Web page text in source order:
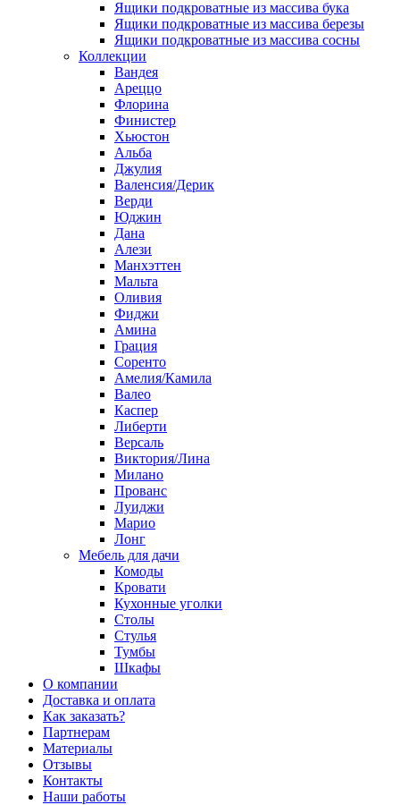
Ящики подкроватные из массива бука
Ящики подкроватные из массива березы
Ящики подкроватные из массива сосны
Коллекции
Вандея
Ареццо
Флорина
Финистер
Хьюстон
Альба
Джулия
Валенсия/Дерик
Верди
Юджин
Дана
Алези
Манхэттен
Мальта
Оливия
Фиджи
Амина
Грация
Соренто
Амелия/Камила
Валео
Каспер
Либерти
Версаль
Виктория/Лина
Милано
Прованс
Луиджи
Марио
Лонг
Мебель для дачи
Комоды
Кровати
Кухонные уголки
Столы
Стулья
Тумбы
Шкафы
О компании
Доставка и оплата
Как заказать?
Партнерам
Материалы
Отзывы
Контакты
Наши работы